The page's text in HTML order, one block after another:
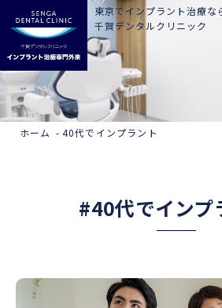
東京でインプラント治療な
千賀デンタルクリニック
ホーム 40代でインプラント
#40代でインプ